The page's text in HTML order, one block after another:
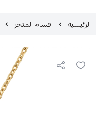
الرئيسية اقسام المتجر